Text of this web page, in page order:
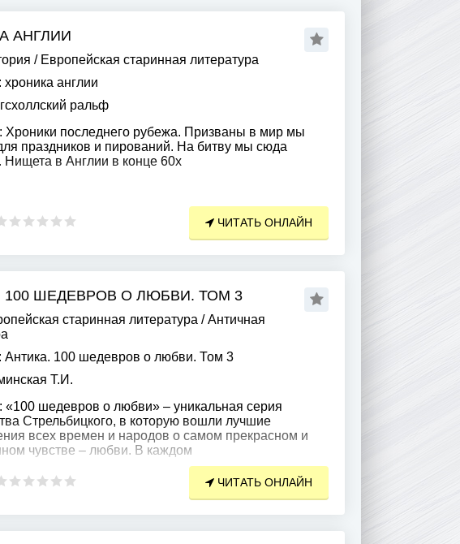
АНГЛИИ
/ Европейская старинная литература
хроника англии
ральф
Хроники последнего рубежа. Призваны в мир мы
праздников и пирований. На битву мы сюда
Нищета в Англии в конце 60х
ЧИТАТЬ ОНЛАЙН
100 ШЕДЕВРОВ О ЛЮБВИ. ТОМ 3
старинная литература /Античная
Антика. 100 шедевров о любви. Том 3
Т.И.
«100 шедевров о любви» – уникальная серия
Стрельбицкого, в которую вошли лучшие
всех времен и народов о самом прекрасном и
чувстве – любви. В каждом
ЧИТАТЬ ОНЛАЙН